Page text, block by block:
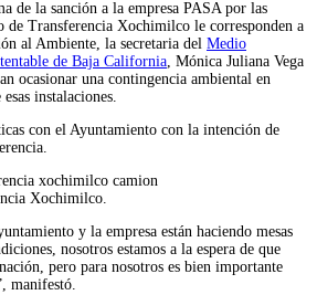
de la sanción a la empresa PASA por las
de Transferencia Xochimilco le corresponden a
al Ambiente, la secretaria del Medio
de Baja California, Mónica Juliana Vega
ocasionar una contingencia ambiental en
instalaciones.
con el Ayuntamiento con la intención de
Xochimilco.
y la empresa están haciendo mesas
nosotros estamos a la espera de que
pero para nosotros es bien importante
manifestó.